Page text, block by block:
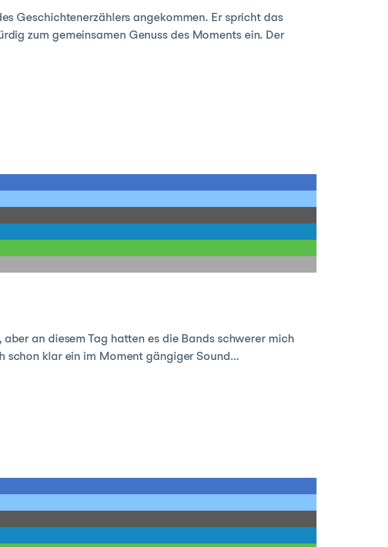
Geschichtenerzählers angekommen. Er spricht das
zum gemeinsamen Genuss des Moments ein. Der
an diesem Tag hatten es die Bands schwerer mich
schon klar ein im Moment gängiger Sound…